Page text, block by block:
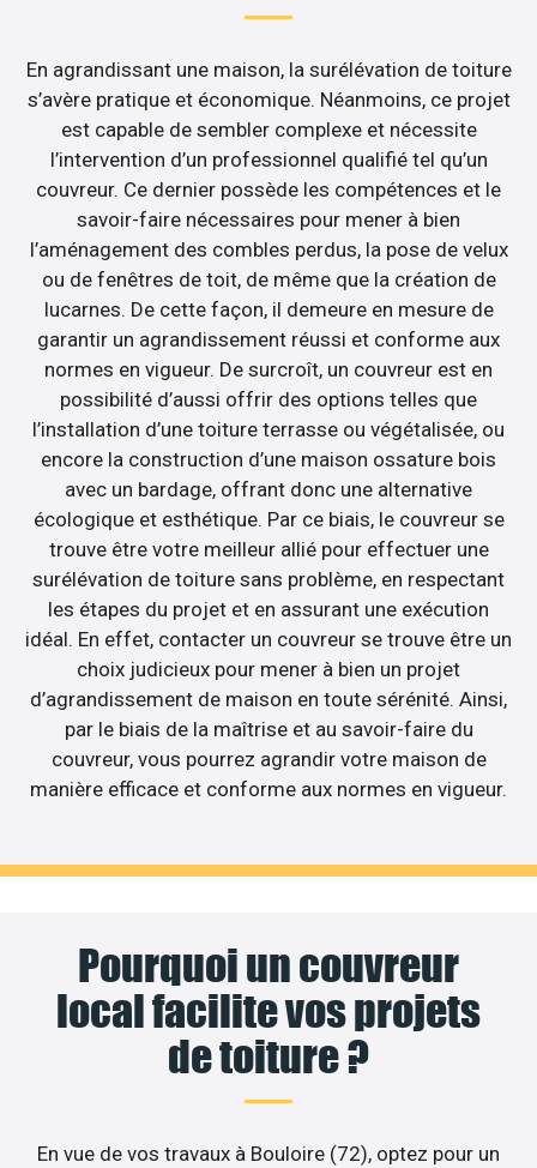
En agrandissant une maison, la surélévation de toiture
s’avère pratique et économique. Néanmoins, ce projet
est capable de sembler complexe et nécessite
l’intervention d’un professionnel qualifié tel qu’un
couvreur. Ce dernier possède les compétences et le
savoir-faire nécessaires pour mener à bien
l’aménagement des combles perdus, la pose de velux
ou de fenêtres de toit, de même que la création de
lucarnes. De cette façon, il demeure en mesure de
garantir un agrandissement réussi et conforme aux
normes en vigueur. De surcroît, un couvreur est en
possibilité d’aussi offrir des options telles que
l’installation d’une toiture terrasse ou végétalisée, ou
encore la construction d’une maison ossature bois
avec un bardage, offrant donc une alternative
écologique et esthétique. Par ce biais, le couvreur se
trouve être votre meilleur allié pour effectuer une
surélévation de toiture sans problème, en respectant
les étapes du projet et en assurant une exécution
idéal. En effet, contacter un couvreur se trouve être un
choix judicieux pour mener à bien un projet
d’agrandissement de maison en toute sérénité. Ainsi,
par le biais de la maîtrise et au savoir-faire du
couvreur, vous pourrez agrandir votre maison de
manière efficace et conforme aux normes en vigueur.
Pourquoi un couvreur
local facilite vos projets
de toiture ?
En vue de vos travaux à Bouloire (72), optez pour un